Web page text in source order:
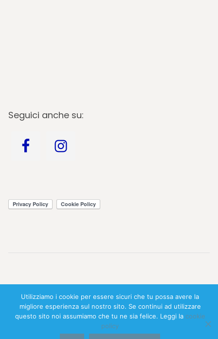
Seguici anche su:
© 2026 All Rights Reserved - powered by SulGargano.it
Realizzato daSmart Lab ADV
Utilizziamo i cookie per essere sicuri che tu possa avere la
migliore esperienza sul nostro sito. Se continui ad utilizzare
questo sito noi assumiamo che tu ne sia felice. Leggi la cookie
policy